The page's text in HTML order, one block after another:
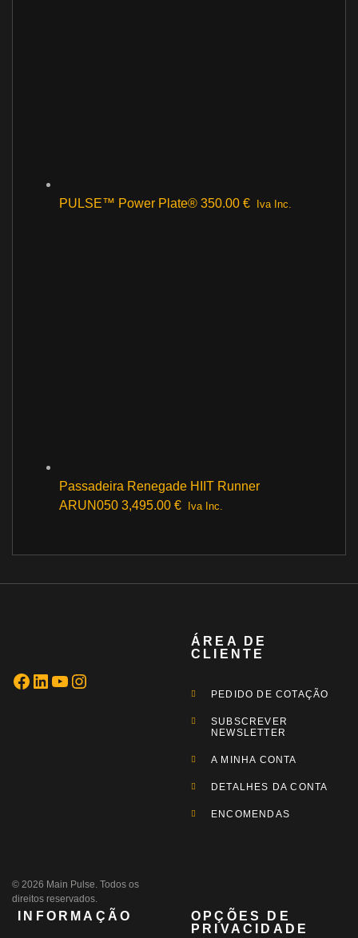
PULSE™ Power Plate® 350.00 € Iva Inc.
Passadeira Renegade HIIT Runner
ARUN050 3,495.00 € Iva Inc.
© 2026 Main Pulse. Todos os
direitos reservados.
ÁREA DE
CLIENTE
PEDIDO DE COTAÇÃO
SUBSCREVER
NEWSLETTER
A MINHA CONTA
DETALHES DA CONTA
ENCOMENDAS
INFORMAÇÃO
OPÇÕES DE
PRIVACIDADE